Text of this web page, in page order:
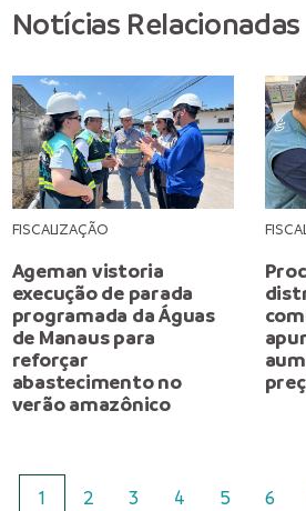
Notícias Relacionadas
FISCALIZAÇÃO
Ageman vistoria
execução de parada
programada da Águas
de Manaus para
reforçar
abastecimento no
verão amazônico
1 2 3 4 5 6